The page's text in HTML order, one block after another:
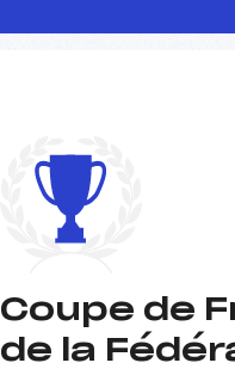
Coupe de
de la